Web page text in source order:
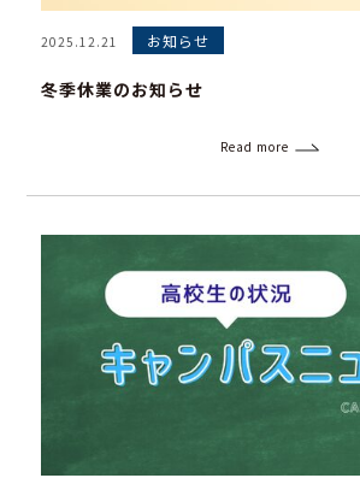
2025.12.21 お知らせ
冬季休業のお知らせ
Read more